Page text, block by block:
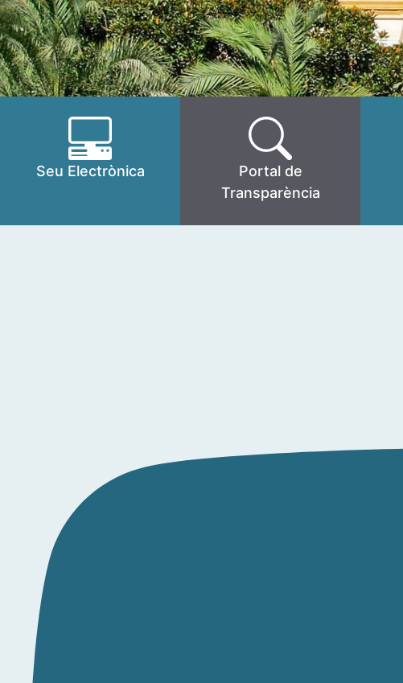
Seu Electrònica
Portal de
Transparència